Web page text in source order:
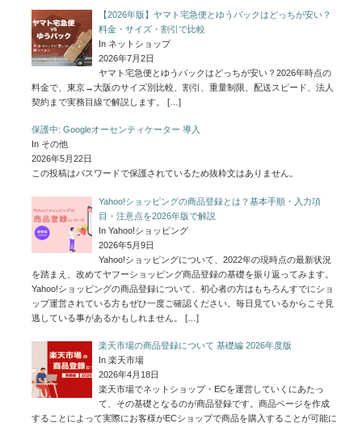
【2026年版】ヤマト宅急便とゆうパックはどっちが安い？
料金・サイズ・割引で比較
In ネットショップ
2026年7月2日
ヤマト宅急便とゆうパックはどっちが安い？2026年時点の
料金で、東京→大阪のサイズ別比較、割引、重量制限、配送スピード、法人
契約まで実務目線で解説します。
[…]
保護中: Googleオーセンティケーター 導入
In その他
2026年5月22日
この投稿はパスワードで保護されているため抜粋文はありません。
Yahoo!ショッピングの商品登録とは？基本手順・入力項
目・注意点を2026年版で解説
In Yahoo!ショッピング
2026年5月9日
Yahoo!ショッピングについて、2022年の現時点の最新状況
を踏まえ、改めてヤフーショッピング商品登録の基礎を振り返ってみます。
Yahoo!ショッピングの商品登録について、初心者の方はもちろんすでにショ
ップ運営されている方もぜひ一度ご確認ください。毎日見ているからこそ見
逃している事があるかもしれません。
[…]
楽天市場の商品登録について 基礎編 2026年度版
In 楽天市場
2026年4月18日
楽天市場でネットショップ・ECを運営していくにあたっ
て、その基礎となるのが商品登録です。商品ページを作成
することによって実際にお客様がECショップで商品を購入することが可能に